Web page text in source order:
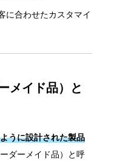
に合わせたカスタマイ
メイド品）と
うに設計された製品
ダーメイド品）と呼